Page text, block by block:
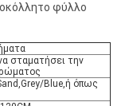
φύλλο
σταματήσει την
Blue,ή όπως